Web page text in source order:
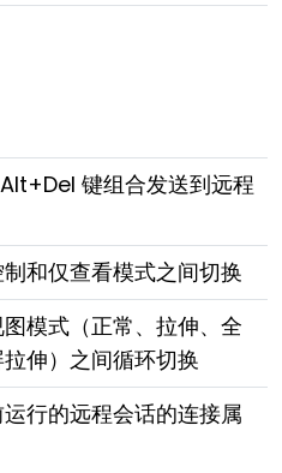
键组合发送到远程
和仅查看模式之间切换
模式（正常、拉伸、全
伸）之间循环切换
行的远程会话的连接属